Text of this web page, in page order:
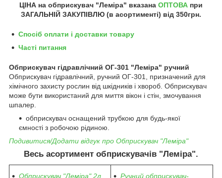
ЦІНА на обприскувач "Леміра" вказана ОПТОВА при
ЗАГАЛЬНІЙ ЗАКУПІВЛЮ (в асортименті) від 350грн.
Спосіб оплати і доставки товару
Часті питання
Обприскувач гідравлічний ОГ-301 "Леміра" ручний
Обприскувач гідравлічний, ручний ОГ-301, призначений для
хімічного захисту рослин від шкідників і хвороб. Обприскувач
може бути використаний для миття вікон і стін, змочування
шпалер.
обприскувач оснащений трубкою для будь-якої
ємності з робочою рідиною.
Подивитися/Додати відгук про Обприскувач "Леміра"
Весь асортимент обприскувачів "Леміра".
Обприскувач "Леміра" 2л
Ручний обприскувач-